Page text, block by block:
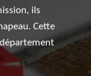
ils
Cette